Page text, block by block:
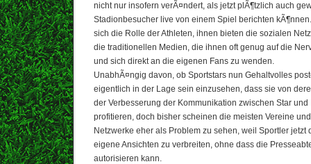
nicht nur insofern verÃ¤ndert, als jetzt plÃ¶tzlich auch
Stadionbesucher live von einem Spiel berichten
sich die Rolle der Athleten, ihnen bieten die sozialen
die traditionellen Medien, die ihnen oft genug auf die
und sich direkt an die eigenen Fans zu wenden.
UnabhÃ¤ngig davon, ob Sportstars nun Gehaltvolles
eigentlich in der Lage sein einzusehen, dass sie von
der Verbesserung der Kommunikation zwischen Star
profitieren, doch bisher scheinen die meisten Vereine
Netzwerke eher als Problem zu sehen, weil Sportler jetzt
eigene Ansichten zu verbreiten, ohne dass die
autorisieren kann.